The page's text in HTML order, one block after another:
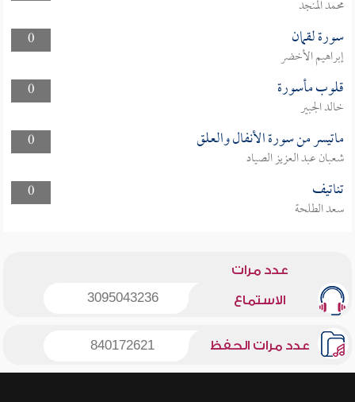
محمد المنجد
0
سورة لقمان
إبراهيم الأخضر
0
قلوب مأسورة
خالد الجبير
0
ماتيسر من سورة الأنفال والعلق
شعبان عبد العزيز الصياد
0
تناتيف
سعد الطلحة
عدد مرات
الاستماع 3095043236
عدد مرات الحفظ 840172621